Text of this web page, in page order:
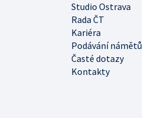
Studio Ostrava
Rada ČT
Kariéra
Podávání námětů
Časté dotazy
Kontakty